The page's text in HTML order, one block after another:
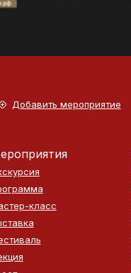
Добавить мероприятие
класс